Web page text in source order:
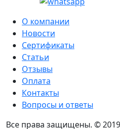
О компании
Новости
Сертификаты
Статьи
Отзывы
Оплата
Контакты
Вопросы и ответы
Все права защищены. ©